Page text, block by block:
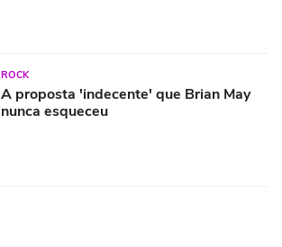
ROCK
A proposta 'indecente' que Brian May
nunca esqueceu